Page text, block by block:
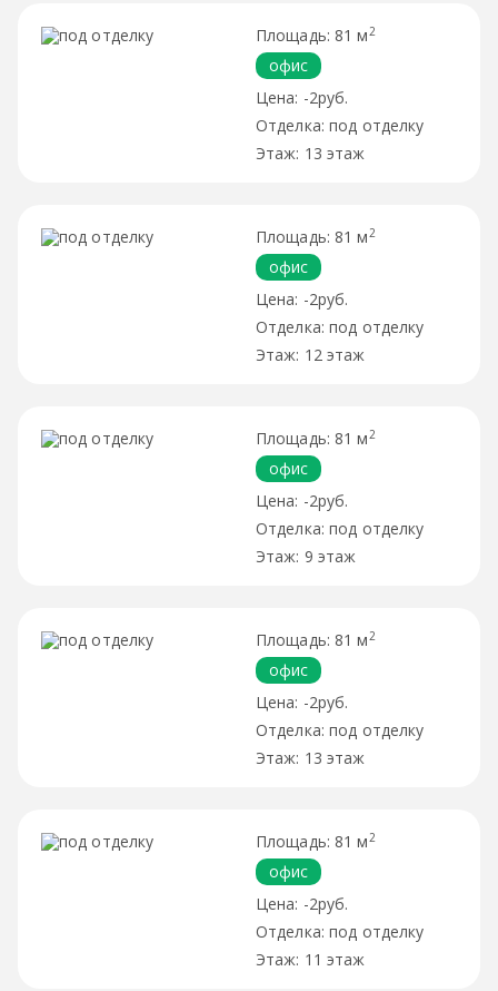
81 м 2
офис
-2руб.
под отделку
13 этаж
81 м 2
офис
-2руб.
под отделку
12 этаж
81 м 2
офис
-2руб.
под отделку
9 этаж
81 м 2
офис
-2руб.
под отделку
13 этаж
81 м 2
офис
-2руб.
под отделку
11 этаж